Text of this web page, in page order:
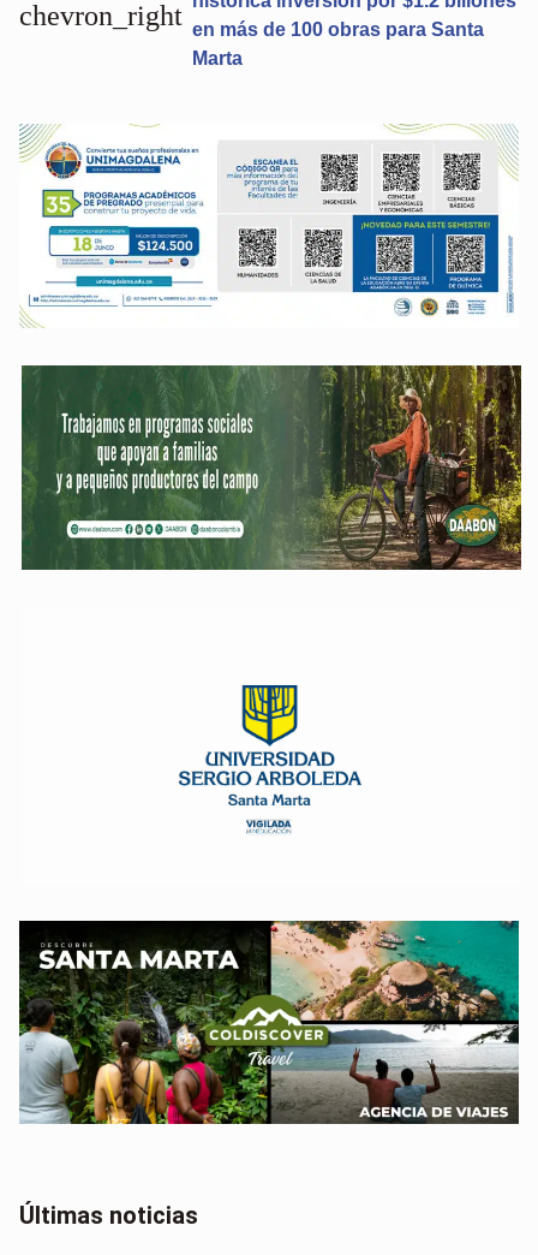
en más de 100 obras para Santa
Marta
chevron_right
Últimas noticias